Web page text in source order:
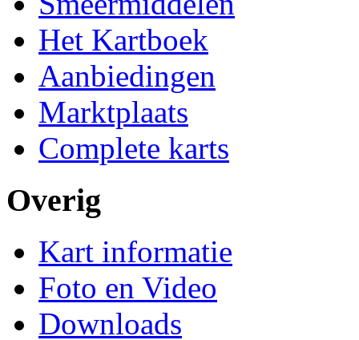
Het Kartboek
Aanbiedingen
Marktplaats
Complete karts
Overig
Kart informatie
Foto en Video
Downloads